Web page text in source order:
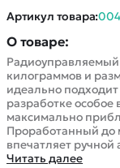
Артикул товара:
О товаре:
килограммов и
идеально
разработке
максимально
Проработанный до
впечатляет ручной
Читать далее
Спецтехника
Железные
Конструкторы
Запчасти для